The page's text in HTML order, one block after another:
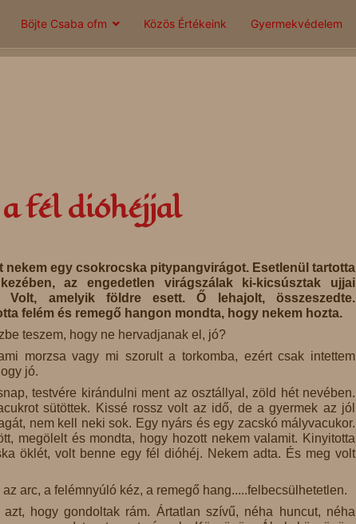
Böjte Csaba ofm Közös Értékeink Gyermekvédelem
fél dióhéjjal
nekem egy csokrocska pitypangvirágot. Esetlenül tartotta
az engedetlen virágszálak ki-kicsúsztak ujjai
Volt, amelyik földre esett. Ő lehajolt, összeszedte.
felém és remegő hangon mondta, hogy nekem hozta.
teszem, hogy ne hervadjanak el, jó?
morzsa vagy mi szorult a torkomba, ezért csak intettem
jó.
testvére kirándulni ment az osztállyal, zöld hét nevében.
sütöttek. Kissé rossz volt az idő, de a gyermek az jól
nem kell neki sok. Egy nyárs és egy zacskó mályvacukor.
megölelt és mondta, hogy hozott nekem valamit. Kinyitotta
öklét, volt benne egy fél dióhéj. Nekem adta. És meg volt
arc, a felémnyúló kéz, a remegő hang.....felbecsülhetetlen.
hogy gondoltak rám. Ártatlan szívű, néha huncut, néha